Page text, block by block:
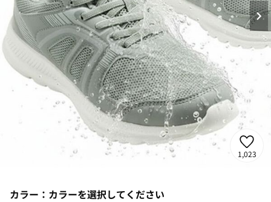
1,023
カラー： カラーを選択してください